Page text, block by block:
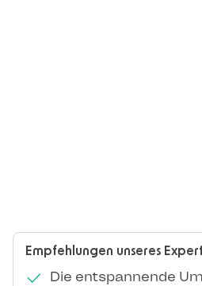
Empfehlungen unseres
Die entspannende